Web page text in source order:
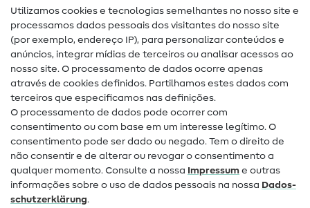
Guias de costura
Ajuda e contacto
Contacto
Mudança de proprietário
Perguntas frequentes (FAQ)
Direito de cancelamento
Popular
Utilizamos cookies e tecnologias semelhantes no nosso site e
processamos dados pessoais dos visitantes do nosso site
(por exemplo, endereço IP), para personalizar conteúdos e
anúncios, integrar mídias de terceiros ou analisar acessos ao
nosso site. O processamento de dados ocorre apenas
através de cookies definidos. Partilhamos estes dados com
terceiros que especificamos nas definições.
O processamento de dados pode ocorrer com
consentimento ou com base em um interesse legítimo. O
consentimento pode ser dado ou negado. Tem o direito de
não consentir e de alterar ou revogar o consentimento a
qualquer momento. Consulte a nossa Impressum e outras
informações sobre o uso de dados pessoais na nossa Dados­
schutz­erklärung.